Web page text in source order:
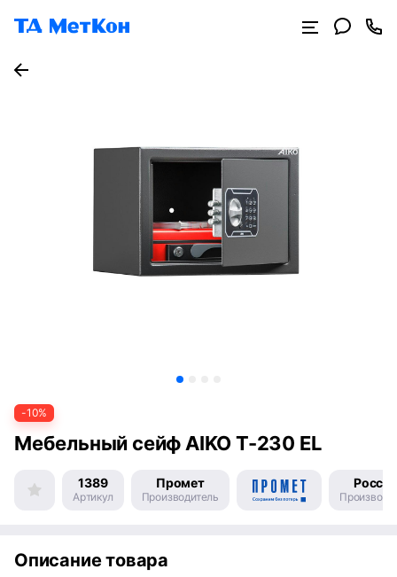
-10%
Мебельный сейф AIKO Т-230 EL
1389
Артикул
Промет
Производитель
Россия
Описание товара